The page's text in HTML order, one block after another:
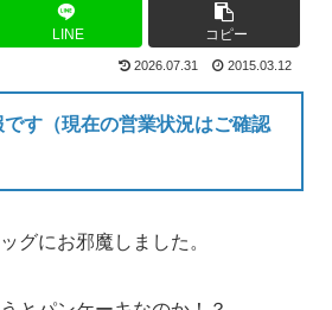
LINE コピー
2026.07.31 2015.03.12
す（現在の営業状況はご確認
グにお邪魔しました。